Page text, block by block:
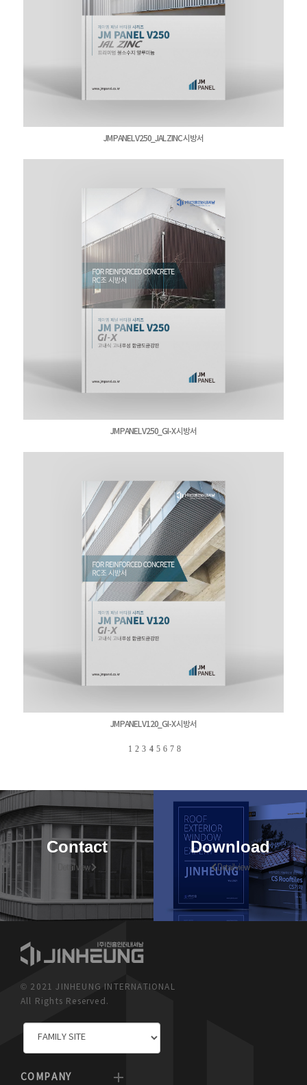
JM PANEL V250_JAL ZINC 시방서
JM PANEL V250_GI-X 시방서
JM PANEL V120_GI-X 시방서
1 2 3 4 5 6 7 8
Contact
Detail view
Download
Detail view
© 2021 JINHEUNG INTERNATIONAL
All Rights Reserved.
COMPANY